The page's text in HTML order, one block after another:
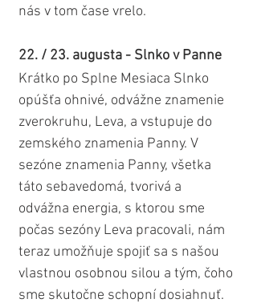
nás v tom čase vrelo.
22. / 23. augusta - Slnko v Panne
Krátko po Splne Mesiaca Slnko
opúšťa ohnivé, odvážne znamenie
zverokruhu, Leva, a vstupuje do
zemského znamenia Panny. V
sezóne znamenia Panny, všetka
táto sebavedomá, tvorivá a
odvážna energia, s ktorou sme
počas sezóny Leva pracovali, nám
teraz umožňuje spojiť sa s našou
vlastnou osobnou silou a tým, čoho
sme skutočne schopní dosiahnuť.